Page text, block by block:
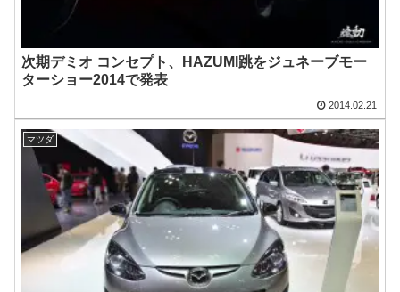
次期デミオ コンセプト、HAZUMI跳をジュネーブモー
ターショー2014で発表
2014.02.21
マツダ